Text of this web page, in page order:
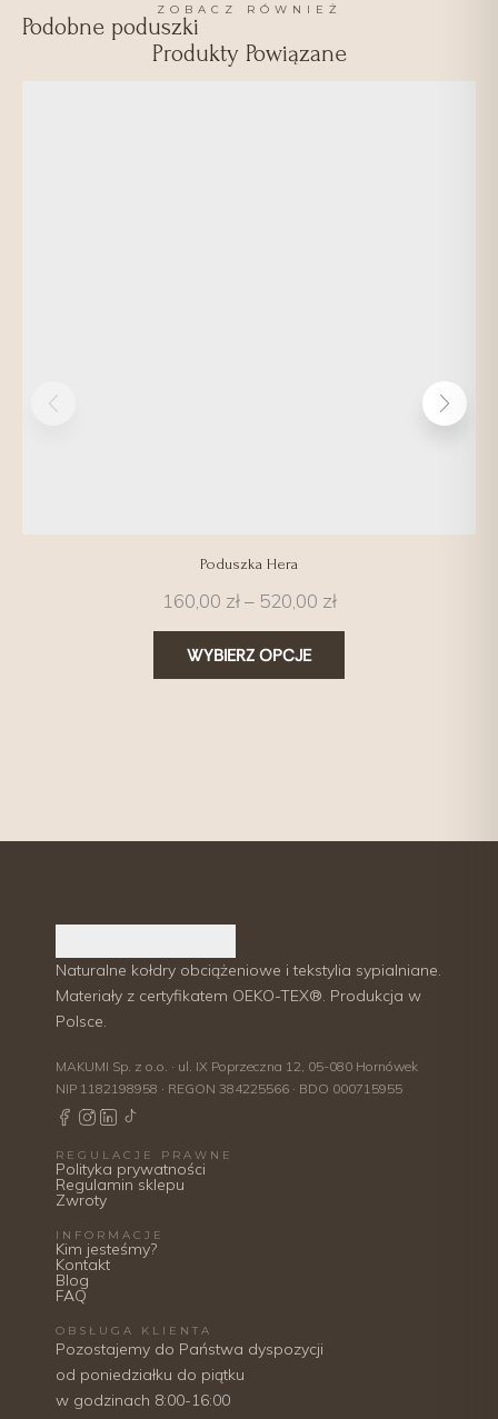
ZOBACZ RÓWNIEŻ
Podobne poduszki
Produkty Powiązane
Poduszka Hera
160,00 zł – 520,00 zł
WYBIERZ OPCJE
Naturalne kołdry obciążeniowe i tekstylia sypialniane.
Materiały z certyfikatem OEKO-TEX®. Produkcja w
Polsce.
MAKUMI Sp. z o.o. · ul. IX Poprzeczna 12, 05-080 Hornówek
NIP 1182198958 · REGON 384225566 · BDO 000715955
REGULACJE PRAWNE
Polityka prywatności
Regulamin sklepu
Zwroty
INFORMACJE
Kim jesteśmy?
Kontakt
Blog
FAQ
OBSŁUGA KLIENTA
Pozostajemy do Państwa dyspozycji
od poniedziałku do piątku
w godzinach 8:00-16:00